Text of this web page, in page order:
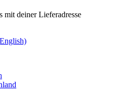
mit deiner Lieferadresse